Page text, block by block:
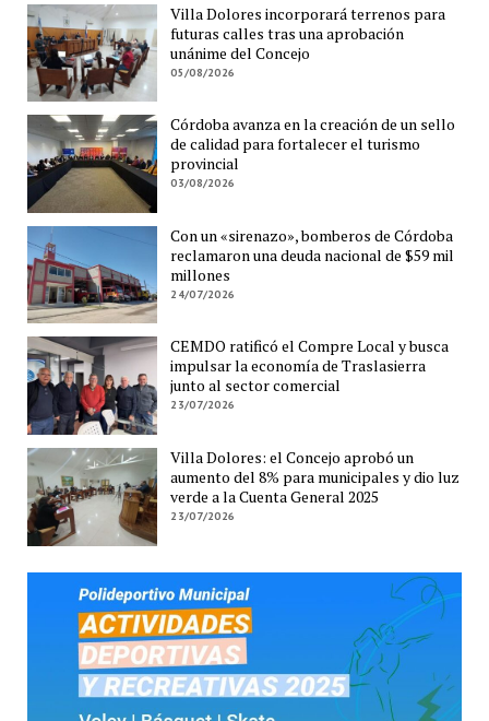
Villa Dolores incorporará terrenos para
futuras calles tras una aprobación
unánime del Concejo
05/08/2026
Córdoba avanza en la creación de un sello
de calidad para fortalecer el turismo
provincial
03/08/2026
Con un «sirenazo», bomberos de Córdoba
reclamaron una deuda nacional de $59 mil
millones
24/07/2026
CEMDO ratificó el Compre Local y busca
impulsar la economía de Traslasierra
junto al sector comercial
23/07/2026
Villa Dolores: el Concejo aprobó un
aumento del 8% para municipales y dio luz
verde a la Cuenta General 2025
23/07/2026